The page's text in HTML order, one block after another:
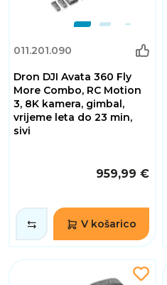
011.201.090
Dron DJI Avata 360 Fly
More Combo, RC Motion
3, 8K kamera, gimbal,
vrijeme leta do 23 min,
sivi
959,99 €
V košarico